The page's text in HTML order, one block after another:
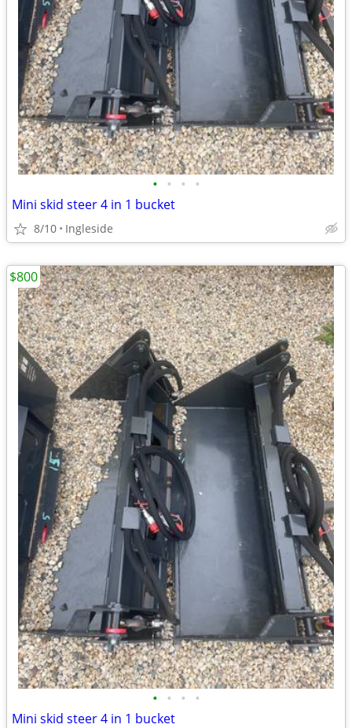
• • • •
Mini skid steer 4 in 1 bucket
8/10 Ingleside
• • • •
Mini skid steer 4 in 1 bucket
$800